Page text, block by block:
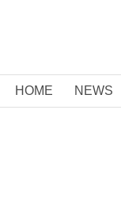
HOME NEWS